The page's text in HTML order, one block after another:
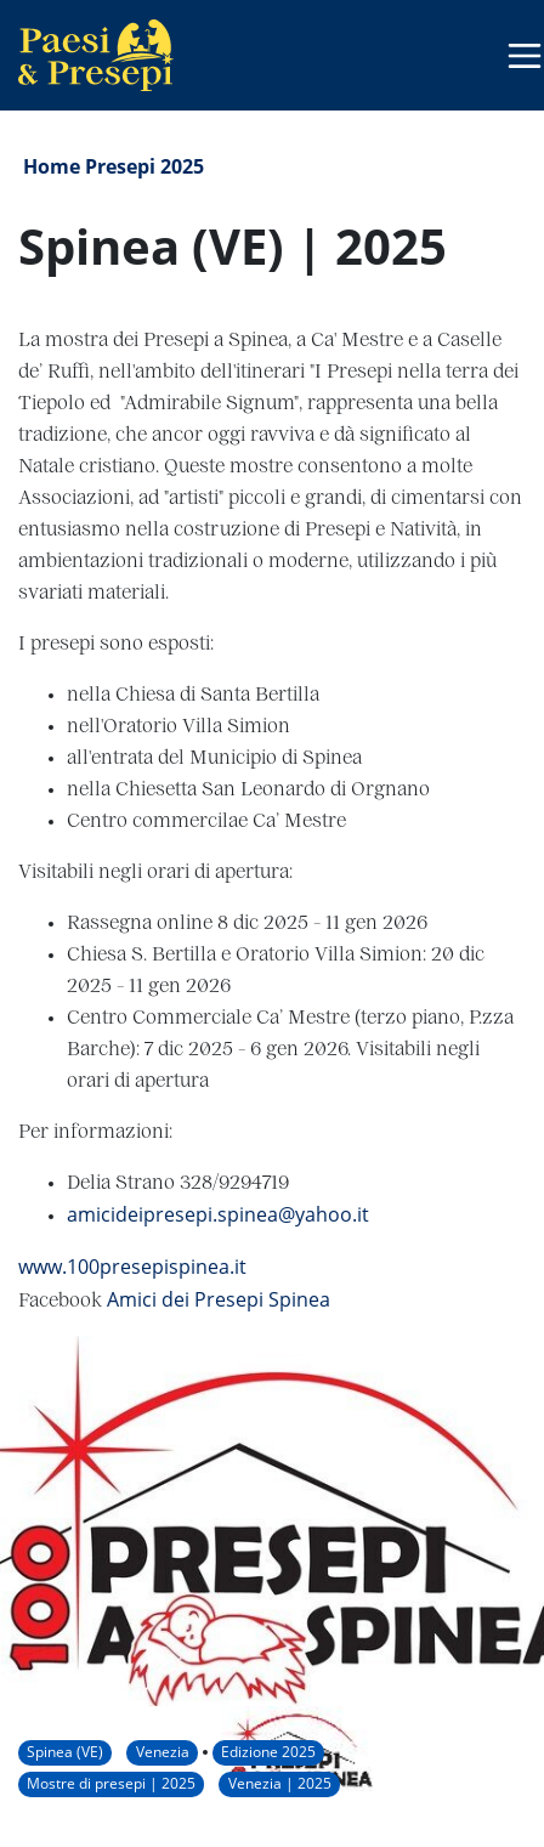
Home Presepi 2025
Spinea (VE) | 2025
La mostra dei Presepi a Spinea, a Ca' Mestre e a Caselle
de’ Ruffi, nell'ambito dell'itinerari "I Presepi nella terra dei
Tiepolo ed "Admirabile Signum", rappresenta una bella
tradizione, che ancor oggi ravviva e dà significato al
Natale cristiano. Queste mostre consentono a molte
Associazioni, ad "artisti" piccoli e grandi, di cimentarsi con
entusiasmo nella costruzione di Presepi e Natività, in
ambientazioni tradizionali o moderne, utilizzando i più
svariati materiali.
I presepi sono esposti:
nella Chiesa di Santa Bertilla
nell'Oratorio Villa Simion
all'entrata del Municipio di Spinea
nella Chiesetta San Leonardo di Orgnano
Centro commercilae Ca’ Mestre
Visitabili negli orari di apertura:
Rassegna online 8 dic 2025 - 11 gen 2026
Chiesa S. Bertilla e Oratorio Villa Simion: 20 dic
2025 - 11 gen 2026
Centro Commerciale Ca’ Mestre (terzo piano, P.zza
Barche): 7 dic 2025 - 6 gen 2026. Visitabili negli
orari di apertura
Per informazioni:
Delia Strano 328/9294719
amicideipresepi.spinea@yahoo.it
www.100presepispinea.it
Facebook Amici dei Presepi Spinea
Spinea (VE) Venezia
Edizione 2025
Mostre di presepi | 2025
Venezia | 2025